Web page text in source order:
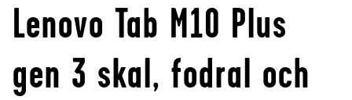
Lenovo Tab M10 Plus
gen 3 skal, fodral och